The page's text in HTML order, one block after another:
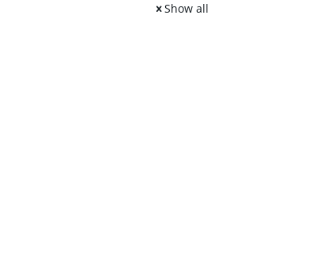
Show all